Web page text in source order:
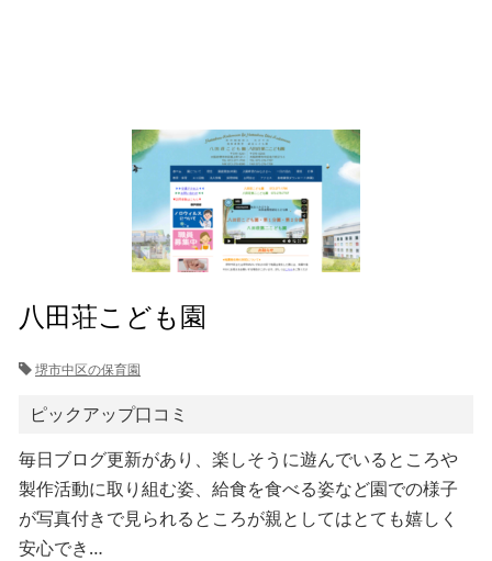
八田荘こども園
堺市中区の保育園
ピックアップ口コミ
毎日ブログ更新があり、楽しそうに遊んでいるところや
製作活動に取り組む姿、給食を食べる姿など園での様子
が写真付きで見られるところが親としてはとても嬉しく
安心でき…